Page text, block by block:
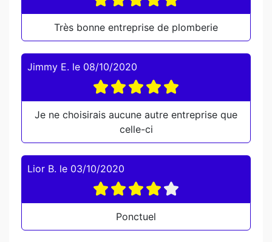
Très bonne entreprise de plomberie
Jimmy E. le 08/10/2020
Je ne choisirais aucune autre entreprise que
celle-ci
Lior B. le 03/10/2020
Ponctuel